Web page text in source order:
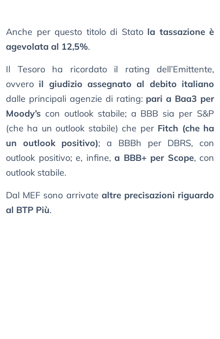
Anche per questo titolo di Stato la tassazione è
agevolata al 12,5%.
Il Tesoro ha ricordato il rating dell’Emittente,
ovvero il giudizio assegnato al debito italiano
dalle principali agenzie di rating: pari a Baa3 per
Moody’s con outlook stabile; a BBB sia per S&P
(che ha un outlook stabile) che per Fitch (che ha
un outlook positivo); a BBBh per DBRS, con
outlook positivo; e, infine, a BBB+ per Scope, con
outlook stabile.
Dal MEF sono arrivate altre precisazioni riguardo
al BTP Più.